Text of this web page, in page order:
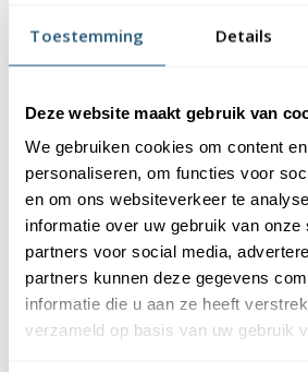
Toestemming Details
Deze website maakt gebruik van
We gebruiken cookies om content
personaliseren, om functies voor
en om ons websiteverkeer te
informatie over uw gebruik van onze
partners voor social media,
partners kunnen deze gegevens
informatie die u aan ze heeft
verzameld op basis van uw gebruik
afwerking, is uw-werend en kan
40 graden. De vlag heeft een gemiddelde
de locatie en weersomstandigheden.
Voordelen van de
Vlaggen Unie
De Filipijnse vlag wordt standaard uit
wat zorgt voor een snelle levering. Ook
voorzien van een hoogwaardige
een sterke zoom die vastgezet is met